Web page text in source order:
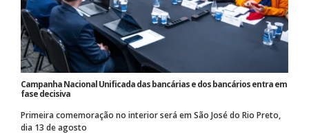
Campanha Nacional Unificada das bancárias e dos bancários entra em
fase decisiva
Primeira comemoração no interior será em São José do Rio Preto,
dia 13 de agosto